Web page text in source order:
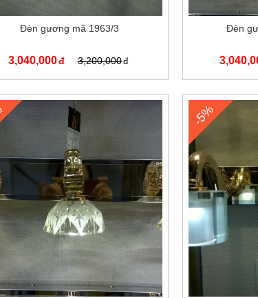
Đèn gương mã 1963/3
3,040,000 3,200,000
Đèn
-5%